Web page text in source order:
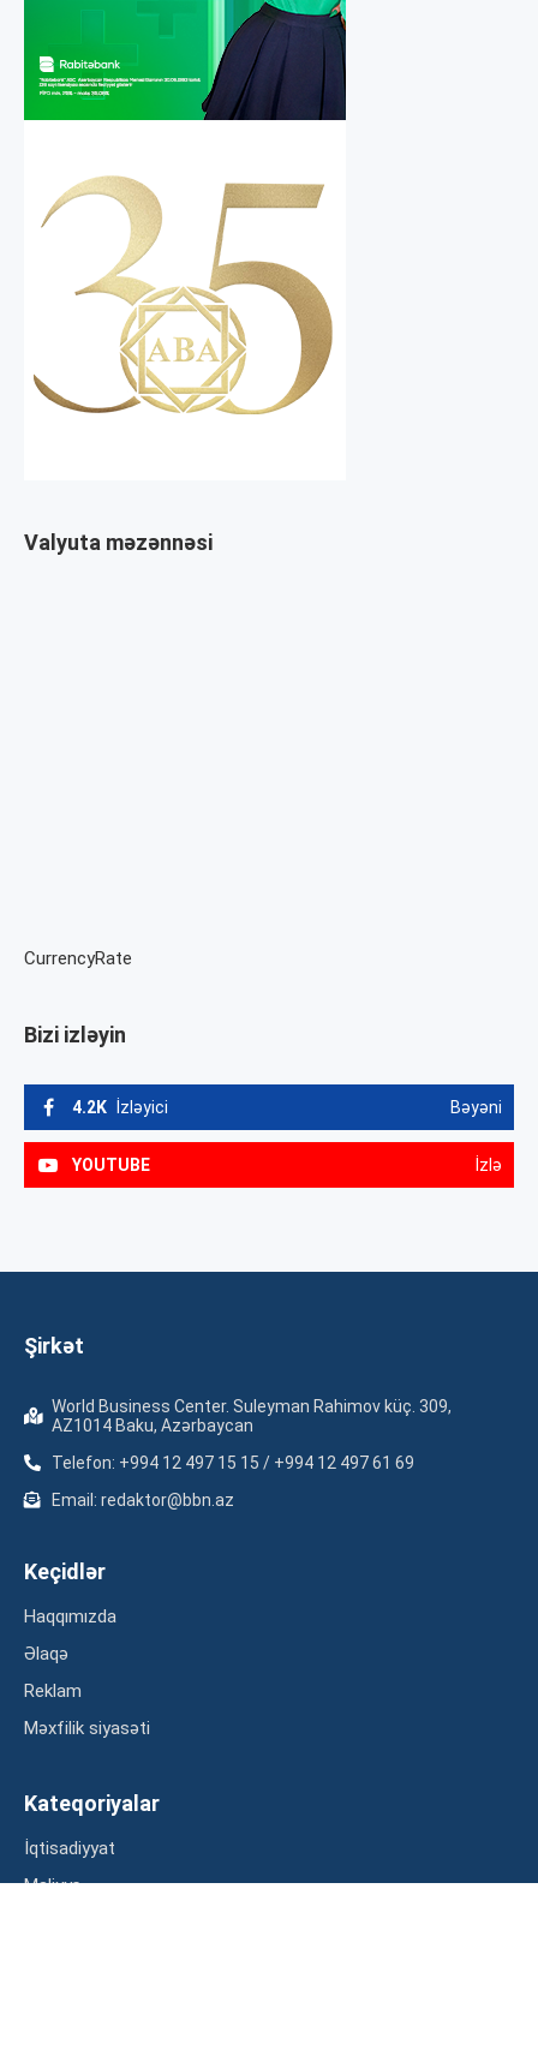
Valyuta məzənnəsi
CurrencyRate
Bizi izləyin
4.2K İzləyici Bəyəni
YOUTUBE İzlə
Şirkət
World Business Center. Suleyman Rahimov küç. 309,
AZ1014 Baku, Azərbaycan
Telefon: +994 12 497 15 15 / +994 12 497 61 69
Email: redaktor@bbn.az
Keçidlər
Haqqımızda
Əlaqə
Reklam
Məxfilik siyasəti
Kateqoriyalar
İqtisadiyyat
Maliyyə